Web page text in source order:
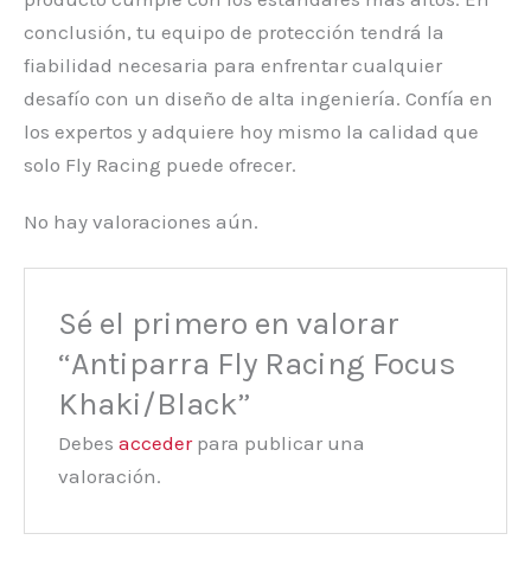
conclusión, tu equipo de protección tendrá la
fiabilidad necesaria para enfrentar cualquier
desafío con un diseño de alta ingeniería. Confía en
los expertos y adquiere hoy mismo la calidad que
solo Fly Racing puede ofrecer.
No hay valoraciones aún.
Sé el primero en valorar
“Antiparra Fly Racing Focus
Khaki/Black”
Debesaccederpara publicar una
valoración.